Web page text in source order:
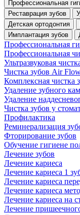
Профессиональная
Реставрация зубов
Детская ортодонтия
Имплантация зубов
Профессиональная
Профессиональная
Ультразвуковая
Чистка зубов Air
Комплексная чистка
Удаление зубного
Удаление
Чистка зубов у
Профилактика
Реминерализация
Фторирование зубов
Обучение гигиене
Лечение зубов
Лечение кариеса
Лечение кариеса 1
Лечение кариеса
Лечение кариеса
Лечение кариеса на
Лечение